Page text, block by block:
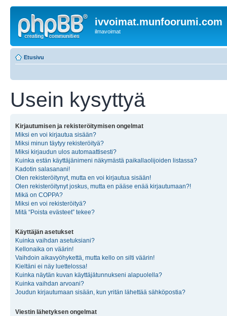
ivvoimat.munfoorumi.com
ilmavoimat
Etusivu
Usein kysyttyä
Kirjautumisen ja rekisteröitymisen ongelmat
Miksi en voi kirjautua sisään?
Miksi minun täytyy rekisteröityä?
Miksi kirjaudun ulos automaattisesti?
Kuinka estän käyttäjänimeni näkymästä paikallaolijoiden listassa?
Kadotin salasanani!
Olen rekisteröitynyt, mutta en voi kirjautua sisään!
Olen rekisteröitynyt joskus, mutta en pääse enää kirjautumaan?!
Mikä on COPPA?
Miksi en voi rekisteröityä?
Mitä “Poista evästeet” tekee?
Käyttäjän asetukset
Kuinka vaihdan asetuksiani?
Kellonaika on väärin!
Vaihdoin aikavyöhykettä, mutta kello on silti väärin!
Kieltäni ei näy luettelossa!
Kuinka näytän kuvan käyttäjätunnukseni alapuolella?
Kuinka vaihdan arvoani?
Joudun kirjautumaan sisään, kun yritän lähettää sähköpostia?
Viestin lähetyksen ongelmat